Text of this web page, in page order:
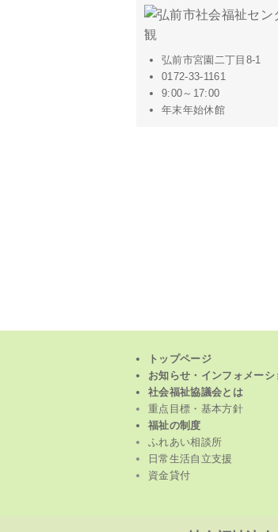
弘前市宮園二丁目8-1
0172-33-1161
9:00～17:00
年末年始休館
トップページ
お知らせ・インフォメーシ
社会福祉協議会とは
重点目標・基本方針
福祉の制度
ふれあい相談所
日常生活自立支援
資金貸付